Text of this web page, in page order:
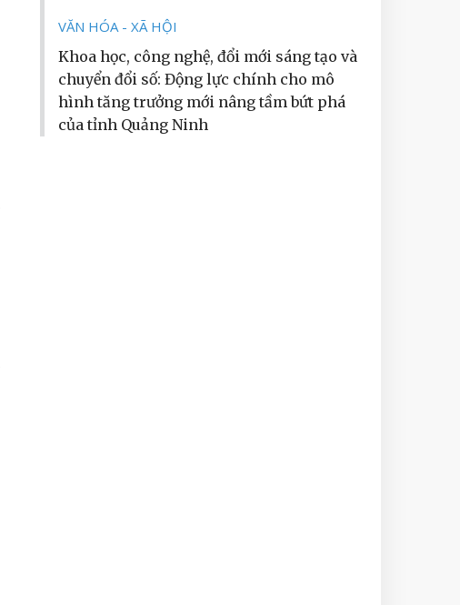
VĂN HÓA - XÃ HỘI
Khoa học, công nghệ, đổi mới sáng tạo và
chuyển đổi số: Động lực chính cho mô
hình tăng trưởng mới nâng tầm bứt phá
của tỉnh Quảng Ninh